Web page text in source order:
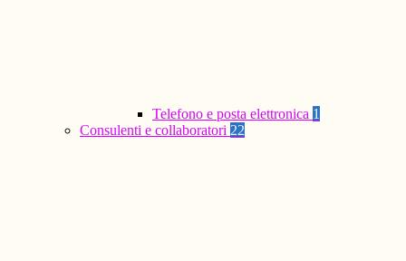
Telefono e posta elettronica 1
Consulenti e collaboratori 22